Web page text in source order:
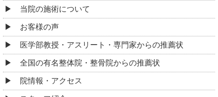
当院の施術について
お客様の声
医学部教授・アスリート・専門家からの推薦状
全国の有名整体院・整骨院からの推薦状
院情報・アクセス